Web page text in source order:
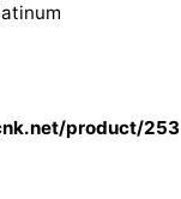
product/253